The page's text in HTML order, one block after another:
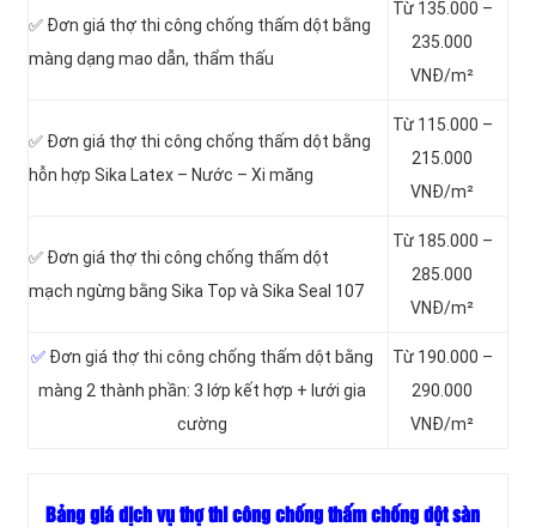
✅ Đơn giá thợ thi công chống thấm dột bằng
màng dạng mao dẫn, thẩm thấu
Từ 135.000 –
235.000
VNĐ/m²
✅ Đơn giá thợ thi công chống thấm dột bằng
hỗn hợp Sika Latex – Nước – Xi măng
Từ 115.000 –
215.000
VNĐ/m²
✅ Đơn giá thợ thi công chống thấm dột
mạch ngừng bằng Sika Top và Sika Seal 107
Từ 185.000 –
285.000
VNĐ/m²
✅ Đơn giá thợ thi công chống thấm dột bằng
màng 2 thành phần: 3 lớp kết hợp + lưới gia
cường
Từ 190.000 –
290.000
VNĐ/m²
Bảng giá dịch vụ thợ thi công chống thấm chống dột sàn